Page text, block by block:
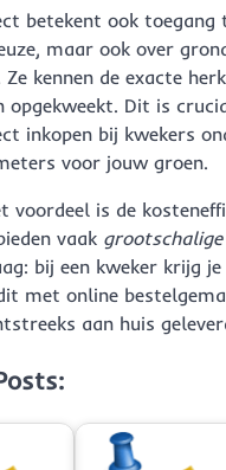
betekent ook toegang
maar ook over
kennen de exacte
opgekweekt. Dit is
inkopen bij kwekers
voor jouw groen.
voordeel is de
vaak
bij een kweker krijg
met online
aan huis